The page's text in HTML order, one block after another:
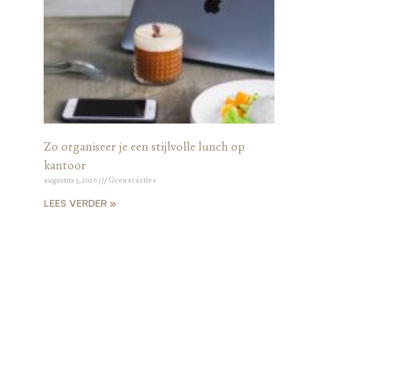
Zo organiseer je een stijlvolle lunch op
kantoor
augustus 3, 2026 Geen reacties
LEES VERDER »